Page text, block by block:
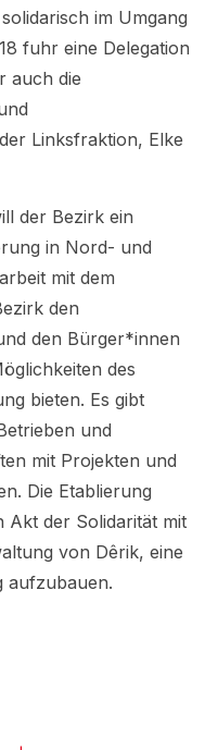
im Umgang
fuhr eine Delegation
auch die
Linksfraktion, Elke
der Bezirk ein
in Nord- und
mit dem
den
den Bürger*innen
des
bieten. Es gibt
und
mit Projekten und
Die Etablierung
Akt der Solidarität mit
von Dêrik, eine
aufzubauen.